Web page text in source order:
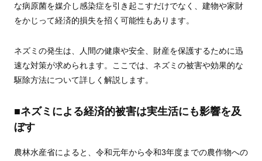
な病原菌を媒介し感染症を引き起こすだけでなく、建物や家財
をかじって経済的損失を招く可能性もあります。
ネズミの発生は、人間の健康や安全、財産を保護するために迅
速な対策が求められます。ここでは、ネズミの被害や効果的な
駆除方法について詳しく解説します。
■ネズミによる経済的被害は実生活にも影響を及
ぼす
農林水産省によると、令和元年から令和3年度までの農作物への